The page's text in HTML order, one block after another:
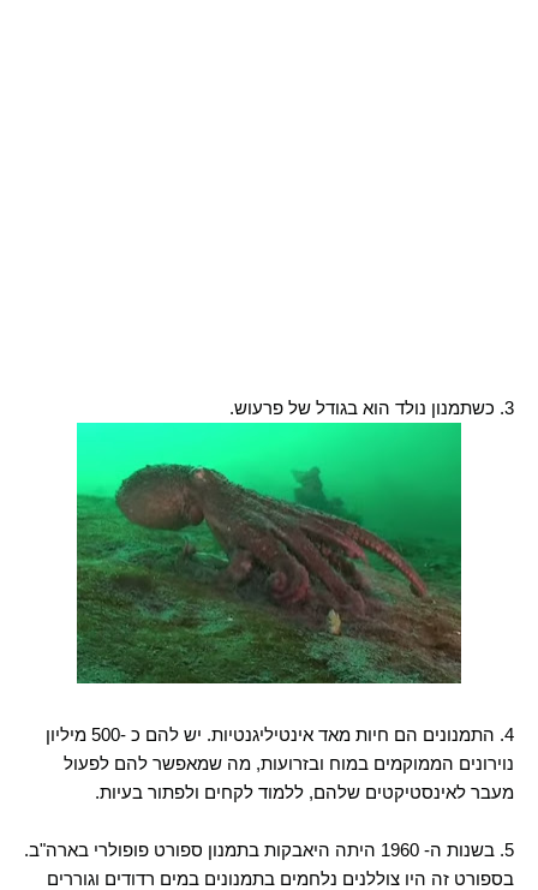
3. כשתמנון נולד הוא בגודל של פרעוש.
4. התמנונים הם חיות מאד אינטיליגנטיות. יש להם כ -500 מיליון
נוירונים הממוקמים במוח ובזרועות, מה שמאפשר להם לפעול
מעבר לאינסטיקטים שלהם, ללמוד לקחים ולפתור בעיות.
5. בשנות ה- 1960 היתה היאבקות בתמנון ספורט פופולרי בארה"ב.
בספורט זה היו צוללנים נלחמים בתמנונים במים רדודים וגוררים